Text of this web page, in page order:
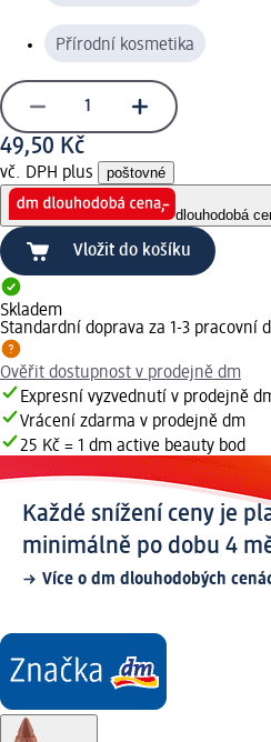
Přírodní kosmetika
49,50 Kč
vč. DPH plus poštovné
dlouhodobá
Vložit do košíku
Skladem
Standardní doprava za 1-3 pracovní
Ověřit dostupnost v prodejně dm
Expresní vyzvednutí v prodejně
Vrácení zdarma v prodejně dm
25 Kč = 1 dm active beauty bod
Každé snížení ceny je
minimálně po dobu 4
Více o dm dlouhodobých